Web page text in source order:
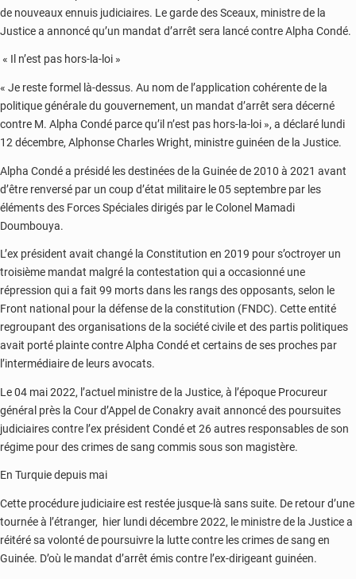
de nouveaux ennuis judiciaires. Le garde des Sceaux, ministre de la
Justice a annoncé qu’un mandat d’arrêt sera lancé contre Alpha Condé.
« Il n’est pas hors-la-loi »
« Je reste formel là-dessus. Au nom de l’application cohérente de la
politique générale du gouvernement, un mandat d’arrêt sera décerné
contre M. Alpha Condé parce qu’il n’est pas hors-la-loi », a déclaré lundi
12 décembre, Alphonse Charles Wright, ministre guinéen de la Justice.
Alpha Condé a présidé les destinées de la Guinée de 2010 à 2021 avant
d’être renversé par un coup d’état militaire le 05 septembre par les
éléments des Forces Spéciales dirigés par le Colonel Mamadi
Doumbouya.
L’ex président avait changé la Constitution en 2019 pour s’octroyer un
troisième mandat malgré la contestation qui a occasionné une
répression qui a fait 99 morts dans les rangs des opposants, selon le
Front national pour la défense de la constitution (FNDC). Cette entité
regroupant des organisations de la société civile et des partis politiques
avait porté plainte contre Alpha Condé et certains de ses proches par
l’intermédiaire de leurs avocats.
Le 04 mai 2022, l’actuel ministre de la Justice, à l’époque Procureur
général près la Cour d’Appel de Conakry avait annoncé des poursuites
judiciaires contre l’ex président Condé et 26 autres responsables de son
régime pour des crimes de sang commis sous son magistère.
En Turquie depuis mai
Cette procédure judiciaire est restée jusque-là sans suite. De retour d’une
tournée à l’étranger, hier lundi décembre 2022, le ministre de la Justice a
réitéré sa volonté de poursuivre la lutte contre les crimes de sang en
Guinée. D’où le mandat d’arrêt émis contre l’ex-dirigeant guinéen.